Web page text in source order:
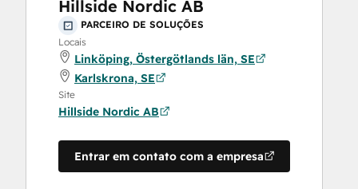
Hillside Nordic AB
PARCEIRO DE SOLUÇÕES
Locais
Linköping, Östergötlands län, SE
Karlskrona, SE
Site
Hillside Nordic AB
Entrar em contato com a empresa